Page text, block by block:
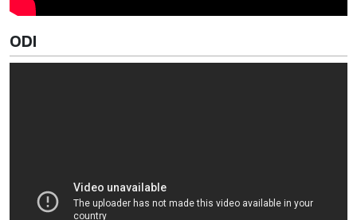
ODI